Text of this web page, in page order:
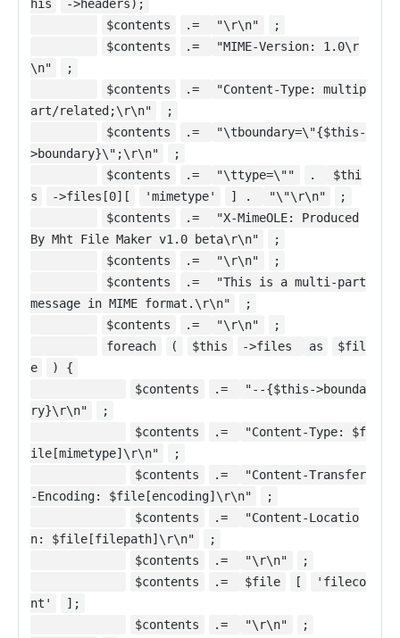
his
->headers);
$contents
.= "\r\n"
;
$contents
.=
"MIME-Version: 1.0\r
\n"
;
$contents
.=
"Content-Type: multip
art/related;\r\n"
;
$contents
.=
"\tboundary=\"{$this-
>boundary}\";\r\n"
;
$contents
.= "\ttype=\"" .
$thi
s
->files[0][ 'mimetype' ] . "\"\r\n"
;
$contents
.=
"X-MimeOLE: Produced
By Mht File Maker v1.0 beta\r\n"
;
$contents
.= "\r\n"
;
$contents
.=
"This is a multi-part
message in MIME format.\r\n"
;
$contents
.= "\r\n"
;
foreach
( $this ->files as
$fil
e
) {
$contents
.=
"--{$this->bounda
ry}\r\n"
;
$contents
.=
"Content-Type: $f
ile[mimetype]\r\n"
;
$contents
.=
"Content-Transfer
-Encoding: $file[encoding]\r\n"
;
$contents
.=
"Content-Locatio
n: $file[filepath]\r\n"
;
$contents
.= "\r\n"
;
$contents
.= $file [
'fileco
nt'
];
$contents
.= "\r\n"
;